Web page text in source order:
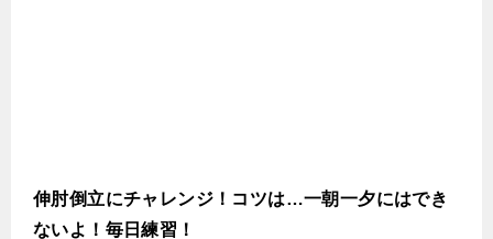
伸肘倒立にチャレンジ！コツは…一朝一夕にはでき
ないよ！毎日練習！